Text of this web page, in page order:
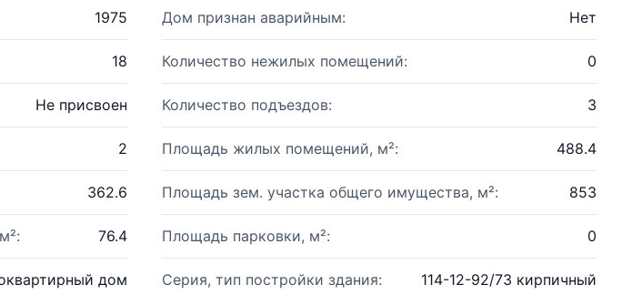
1975 Дом признан аварийным: Нет
18 Количество нежилых помещений: 0
Не присвоен Количество подъездов: 3
2 Площадь жилых помещений, м²: 488.4
362.6 Площадь зем. участка общего имущества, м²: 853
76.4 Площадь парковки, м²: 0
дом Серия, тип постройки здания: 114-12-92/73 кирпичный